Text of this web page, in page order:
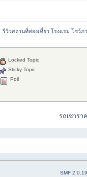
รีวิวสถานที่ท่องเที่ยว โรงแรม โชว์ภ
Locked Topic
Sticky Topic
Poll
รถเช่าร
SMF 2.0.19